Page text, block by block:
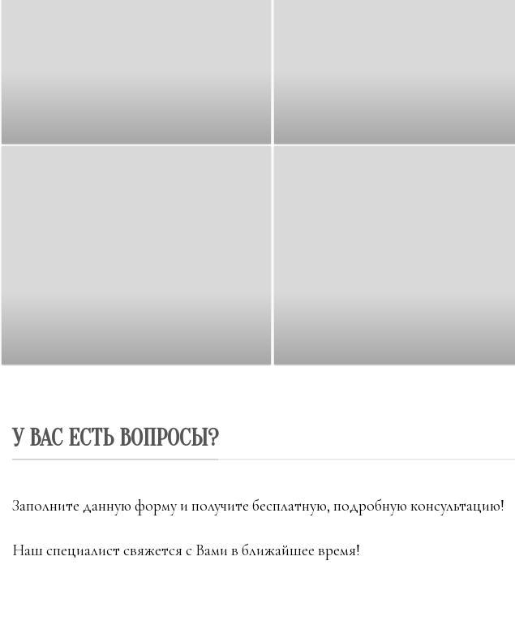
У ВАС ЕСТЬ ВОПРОСЫ?
Заполните данную форму и получите бесплатную, подробную консультацию!
Наш специалист свяжется с Вами в ближайшее время!